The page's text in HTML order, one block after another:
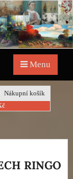
Menu
Nákupní košík
RINGO